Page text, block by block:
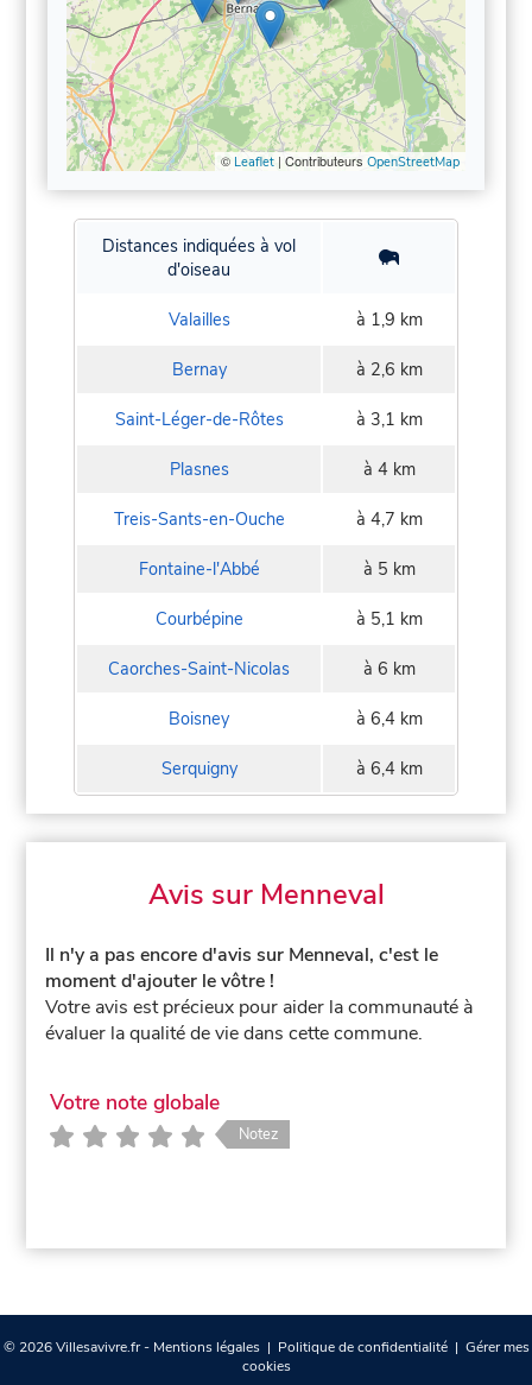
© Leaflet| Contributeurs OpenStreetMap
Distances indiquées à vol
d'oiseau
Valailles à 1,9 km
Bernay à 2,6 km
Saint-Léger-de-Rôtes à 3,1 km
Plasnes à 4 km
Treis-Sants-en-Ouche à 4,7 km
Fontaine-l'Abbé à 5 km
Courbépine à 5,1 km
Caorches-Saint-Nicolas à 6 km
Boisney à 6,4 km
Serquigny à 6,4 km
Avis sur Menneval
Il n'y a pas encore d'avis sur Menneval, c'est le
moment d'ajouter le vôtre !
Votre avis est précieux pour aider la communauté à
évaluer la qualité de vie dans cette commune.
Votre note globale
Notez
© 2026 Villesavivre.fr - Mentions légales| Politique de confidentialité| Gérer mes
cookies